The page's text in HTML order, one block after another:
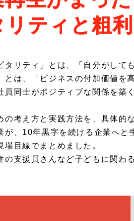
ティと粗
リティ」とは、「自分がして
は、「ビジネスの付加価値を
同士がポジティブな関係を築
考え方と実践方法を、具体的
、10年黒字を続ける企業へと
目線でまとめました。
支援員さんなど子どもに関わ